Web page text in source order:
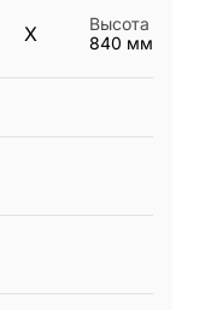
X
Высота
840 мм